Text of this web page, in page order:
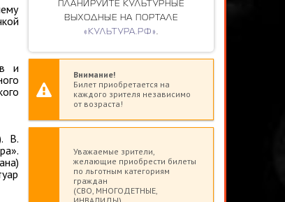
и
В.
ПЛАНИРУЙТЕ КУЛЬТУРНЫЕ
ВЫХОДНЫЕ НА ПОРТАЛЕ
«КУЛЬТУРА.РФ» .
Внимание!
Билет приобретается на
каждого зрителя независимо
от возраста!
Уважаемые зрители,
желающие приобрести билеты
по льготным категориям
граждан
(СВО, МНОГОДЕТНЫЕ,